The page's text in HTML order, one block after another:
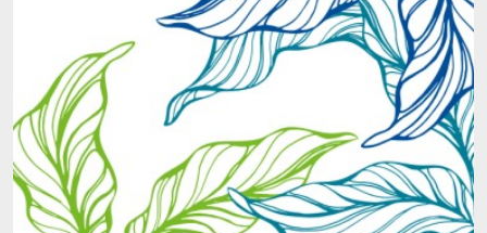
FoodClass
FoodSafe
MotionCoat
ACTEGA Schmid Rhyner